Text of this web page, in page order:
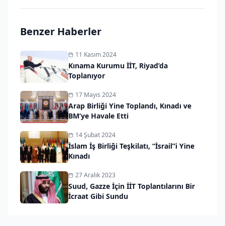
Benzer Haberler
11 Kasım 2024
Kınama Kurumu İİT, Riyad’da
Toplanıyor
17 Mayıs 2024
Arap Birliği Yine Toplandı, Kınadı ve
BM’ye Havale Etti
14 Şubat 2024
İslam İş Birliği Teşkilatı, “İsrail”i Yine
Kınadı
27 Aralık 2023
Suud, Gazze İçin İİT Toplantılarını Bir
İcraat Gibi Sundu